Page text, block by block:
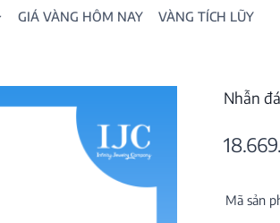
GIÁ VÀNG HÔM NAY VÀNG TÍCH LŨY
Nhẫn
Mã sản